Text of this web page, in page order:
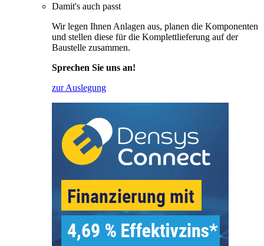
Damit's auch passt
Wir legen Ihnen Anlagen aus, planen die Komponenten
und stellen diese für die Komplettlieferung auf der
Baustelle zusammen.
Sprechen Sie uns an!
zur Auslegung